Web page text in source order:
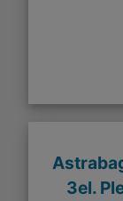
3el.